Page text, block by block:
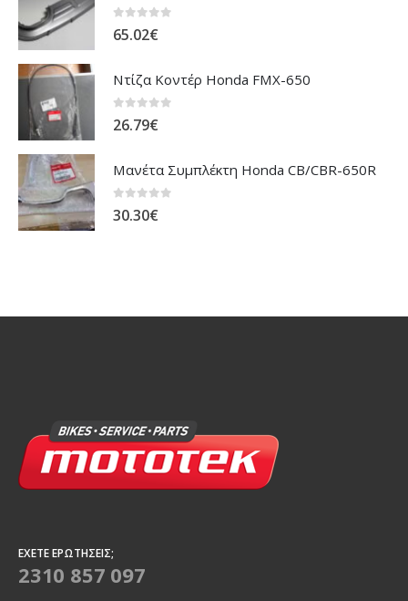
0out of 5
65.02€
Ντίζα Κοντέρ Honda FMX-650
26.79€
Μανέτα Συμπλέκτη Honda CB/CBR-650R
30.30€
ΈΧΕΤΕ ΕΡΩΤΉΣΕΙΣ;
2310 857 097